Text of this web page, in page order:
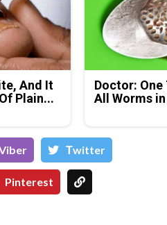
And It
Plain...
Doctor: One
All Worms
Тwitter
Pinterest